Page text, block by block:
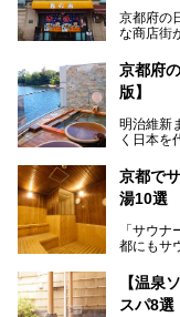
京都府の
な商店街
ます。今
出湯」と
れた歴史
漁師町や
ます。
───
この記
京都府
版】
明治維新
く日本を
今回は、
湯を紹介
部でレ
ー銭湯を
京都で
湯10選
「サウ
都にもサ
自分の
ナを体
【温泉
スパ8選